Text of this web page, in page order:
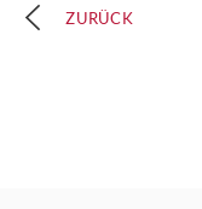
ZURÜCK